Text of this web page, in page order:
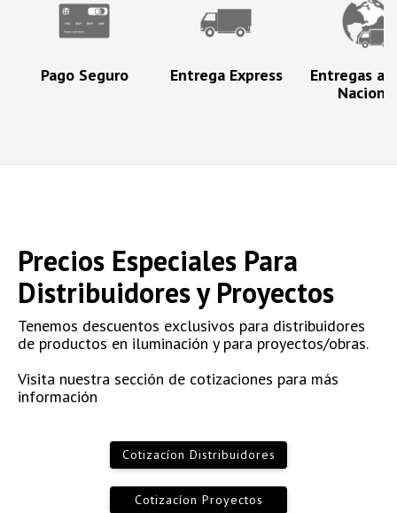
Pago Seguro Entrega Express
Entregas a
Nacional
Precios Especiales Para
Distribuidores y Proyectos
Tenemos descuentos exclusivos para distribuidores
de productos en iluminación y para proyectos/obras.
Visita nuestra sección de cotizaciones para más
información
Cotizacíon Distribuidores
Cotizacíon Proyectos